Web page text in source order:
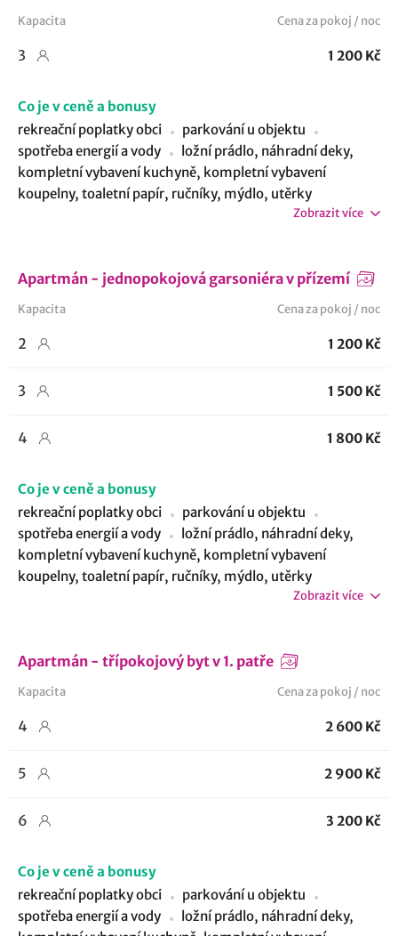
Kapacita Cena za pokoj / noc
3 1 200 Kč
Co je v ceně a bonusy
rekreační poplatky obci
parkování u objektu
spotřeba energií a vody
ložní prádlo, náhradní deky,
kompletní vybavení kuchyně, kompletní vybavení
koupelny, toaletní papír, ručníky, mýdlo, utěrky
Zobrazit více
Apartmán - jednopokojová garsoniéra v přízemí
Kapacita Cena za pokoj / noc
2 1 200 Kč
3 1 500 Kč
4 1 800 Kč
Co je v ceně a bonusy
rekreační poplatky obci
parkování u objektu
spotřeba energií a vody
ložní prádlo, náhradní deky,
kompletní vybavení kuchyně, kompletní vybavení
koupelny, toaletní papír, ručníky, mýdlo, utěrky
Zobrazit více
Apartmán - třípokojový byt v 1. patře
Kapacita Cena za pokoj / noc
4 2 600 Kč
5 2 900 Kč
6 3 200 Kč
Co je v ceně a bonusy
rekreační poplatky obci
parkování u objektu
spotřeba energií a vody
ložní prádlo, náhradní deky,